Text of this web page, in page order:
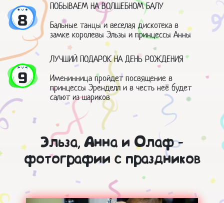
8
ПОБЫВАЕМ НА ВОЛШЕБНОМ БАЛУ
Бальные танцы и веселая дискотека в
замке королевы Эльзы и принцессы Анны
9
ЛУЧШИЙ ПОДАРОК НА ДЕНЬ РОЖДЕНИЯ
Именинница пройдет посвящение в
принцессы Эренделл и в честь неё будет
салют из шариков
Эльза, Анна и Олаф -
фотографии с праздников